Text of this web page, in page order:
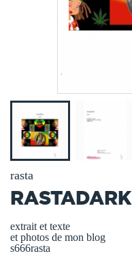
rasta
RASTADARK
extrait et texte
et photos de mon blog
s666rasta